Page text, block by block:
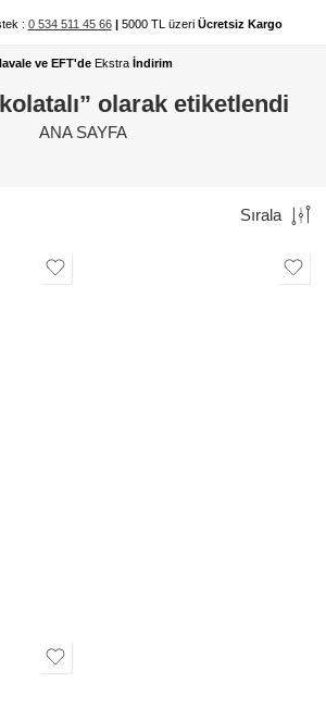
: 0 534 511 45 66 |5000 TL üzeri Ücretsiz Kargo
ve EFT'de Ekstraİndirim
olarak etiketlendi
ANA SAYFA
Sırala